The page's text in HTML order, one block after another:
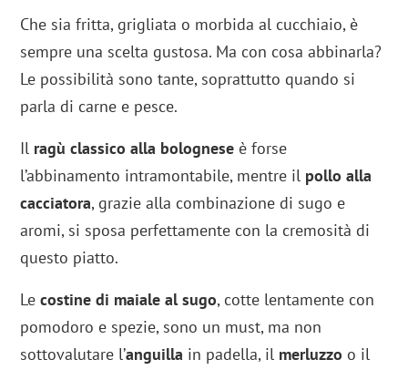
Che sia fritta, grigliata o morbida al cucchiaio, è
sempre una scelta gustosa. Ma con cosa abbinarla?
Le possibilità sono tante, soprattutto quando si
parla di carne e pesce.
Il ragù classico alla bolognese è forse
l’abbinamento intramontabile, mentre il pollo alla
cacciatora, grazie alla combinazione di sugo e
aromi, si sposa perfettamente con la cremosità di
questo piatto.
Lecostine di maiale al sugo, cotte lentamente con
pomodoro e spezie, sono un must, ma non
sottovalutare l’anguilla in padella, il merluzzo o il